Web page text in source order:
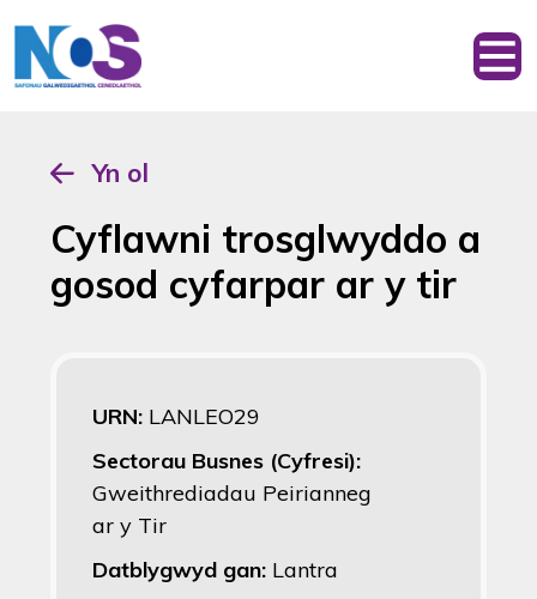
Yn ol
Cyflawni trosglwyddo a
gosod cyfarpar ar y tir
URN: LANLEO29
Sectorau Busnes (Cyfresi):
Gweithrediadau Peirianneg
ar y Tir
Datblygwyd gan: Lantra